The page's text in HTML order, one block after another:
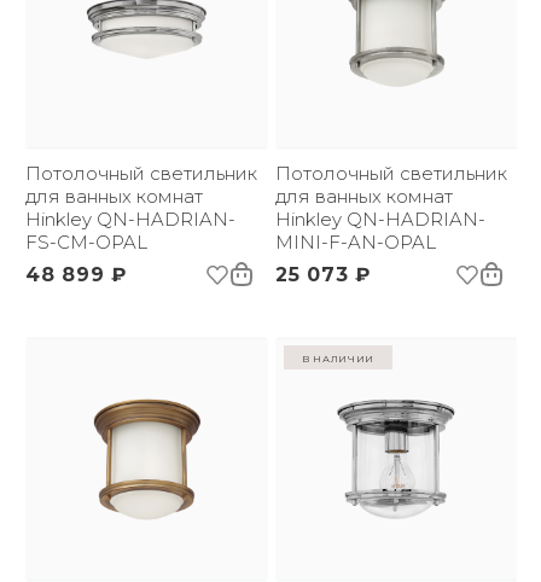
Потолочный светильник
для ванных комнат
Hinkley QN-HADRIAN-
FS-CM-OPAL
48 899 ₽
Потолочный светильник
для ванных комнат
Hinkley QN-HADRIAN-
MINI-F-AN-OPAL
25 073 ₽
в наличии